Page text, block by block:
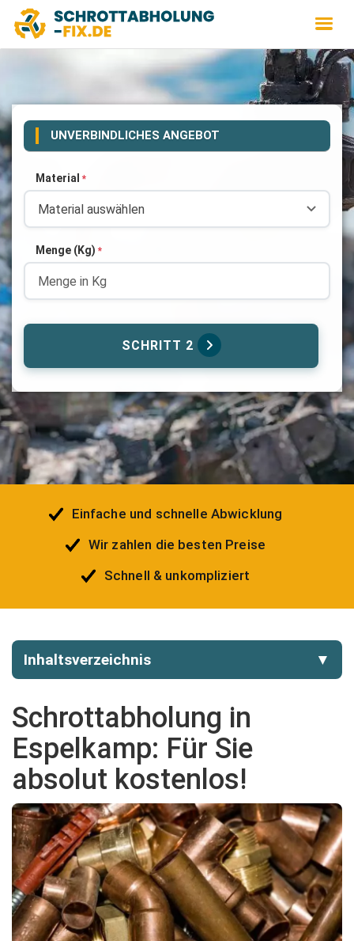
UNVERBINDLICHES ANGEBOT
Material *
Menge (Kg) *
SCHRITT 2
Einfache und schnelle Abwicklung
Wir zahlen die besten Preise
Schnell & unkompliziert
Inhaltsverzeichnis ▼
Schrottabholung in
Espelkamp: Für Sie
absolut kostenlos!